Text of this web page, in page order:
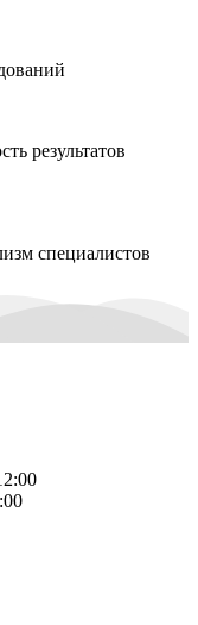
результатов
специалистов